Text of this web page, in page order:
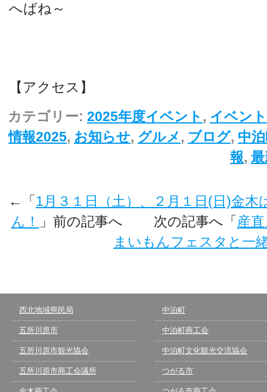
へばね～
【アクセス】
カテゴリー: 2025年度イベント , イベント
情報2025, お知らせ, グルメ, ブログ, 中
報,
←「1月３１日（土）、２月１日(日)金
ん！
」前の記事へ 次の記事へ「産
まいもんフェスタと一
西北地域県民局
五所川原市
五所川原市観光協会
五所川原市商工会議所
中泊町
中泊町商工会
中泊町文化観光交流協会
つがる市